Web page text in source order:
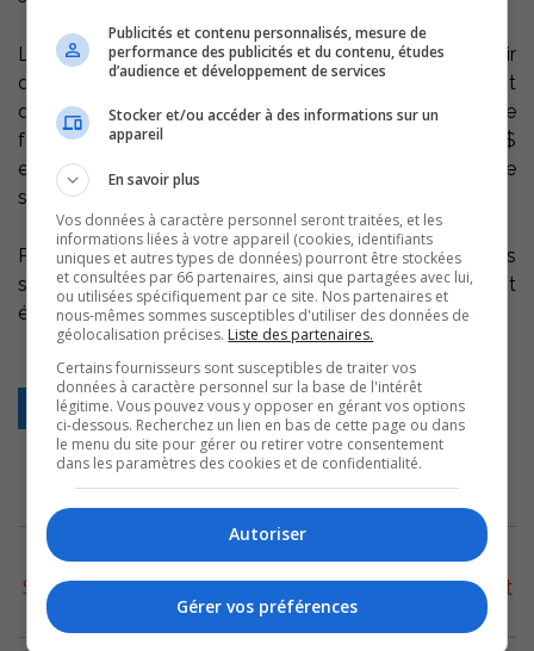
Les entreprises d’économie sociale désirant se prévaloir
de cette aide financière annuelle de 500$ doivent
d’abord faire approuver le contenu et le type de
formation par le CLD D’Autray. Un montant de 5 000$
est disponible à l’ensemble des entreprises d’économie
sociale pour cette année.
Par cette aide, le CLD souhaite rendre accessible des
services additionnels qui soutiendront le développement
économique et social de ces entreprises.
Retour
ARCHIVES
5 août 2026
Sorel-Tracy: Changement important pour l’achat
des cahiers d’exercices au secondaire
Publicités et contenu personnalisés, mesure de
performance des publicités et du contenu, études
d’audience et développement de services
Stocker et/ou accéder à des informations sur un
appareil
En savoir plus
Vos données à caractère personnel seront traitées, et les
informations liées à votre appareil (cookies, identifiants
uniques et autres types de données) pourront être stockées
et consultées par 66 partenaires, ainsi que partagées avec lui,
ou utilisées spécifiquement par ce site. Nos partenaires et
nous-mêmes sommes susceptibles d'utiliser des données de
géolocalisation précises. Liste des partenaires.
Certains fournisseurs sont susceptibles de traiter vos
données à caractère personnel sur la base de l'intérêt
légitime. Vous pouvez vous y opposer en gérant vos options
ci-dessous. Recherchez un lien en bas de cette page ou dans
le menu du site pour gérer ou retirer votre consentement
dans les paramètres des cookies et de confidentialité.
Autoriser
Gérer vos préférences